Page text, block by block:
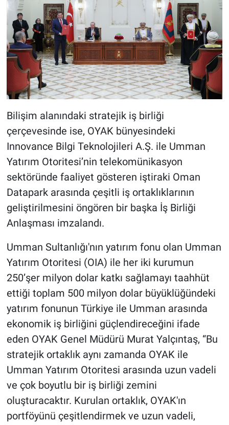
Bilişim alanındaki stratejik iş birliği
çerçevesinde ise, OYAK bünyesindeki
Innovance Bilgi Teknolojileri A.Ş. ile Umman
Yatırım Otoritesi’nin telekomünikasyon
sektöründe faaliyet gösteren iştiraki Oman
Datapark arasında çeşitli iş ortaklıklarının
geliştirilmesini öngören bir başka İş Birliği
Anlaşması imzalandı.
Umman Sultanlığı'nın yatırım fonu olan Umman
Yatırım Otoritesi (OIA) ile her iki kurumun
250’şer milyon dolar katkı sağlamayı taahhüt
ettiği toplam 500 milyon dolar büyüklüğündeki
yatırım fonunun Türkiye ile Umman arasında
ekonomik iş birliğini güçlendireceğini ifade
eden OYAK Genel Müdürü Murat Yalçıntaş, “Bu
stratejik ortaklık aynı zamanda OYAK ile
Umman Yatırım Otoritesi arasında uzun vadeli
ve çok boyutlu bir iş birliği zemini
oluşturacaktır. Kurulan ortaklık, OYAK'ın
portföyünü çeşitlendirmek ve uzun vadeli,